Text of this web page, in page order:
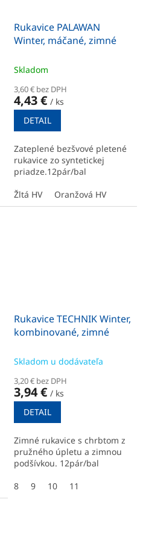
Rukavice PALAWAN
Winter, máčané, zimné
Skladom
3,60 € bez DPH
4,43 € / ks
DETAIL
Zateplené bezšvové pletené
rukavice zo syntetickej
priadze.12pár/bal
Žltá HV
Oranžová HV
Rukavice TECHNIK Winter,
kombinované, zimné
Skladom u dodávateľa
3,20 € bez DPH
3,94 € / ks
DETAIL
Zimné rukavice s chrbtom z
pružného úpletu a zimnou
podšívkou. 12pár/bal
8
9 10 11